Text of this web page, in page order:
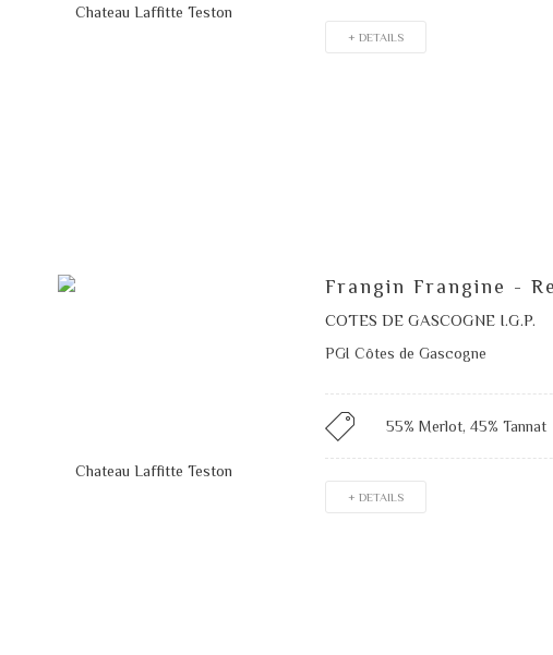
+ DETAILS
Frangin Frangine -
COTES DE GASCOGNE I.G.P.
PGI Côtes de Gascogne
55% Merlot, 45% Tannat
+ DETAILS